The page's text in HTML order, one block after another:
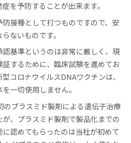
を予防することが出来ます。
接種として打つものですので、安
ないものです。
基準というのは非常に厳しく、現
するために、臨床試験を進めてお
コロナウイルスDNAワクチンは、
一切使用しません。
のプラスミド製剤による遺伝子治療
、プラスミド製剤で製品化までの
認めてもらったのは当社が初めて